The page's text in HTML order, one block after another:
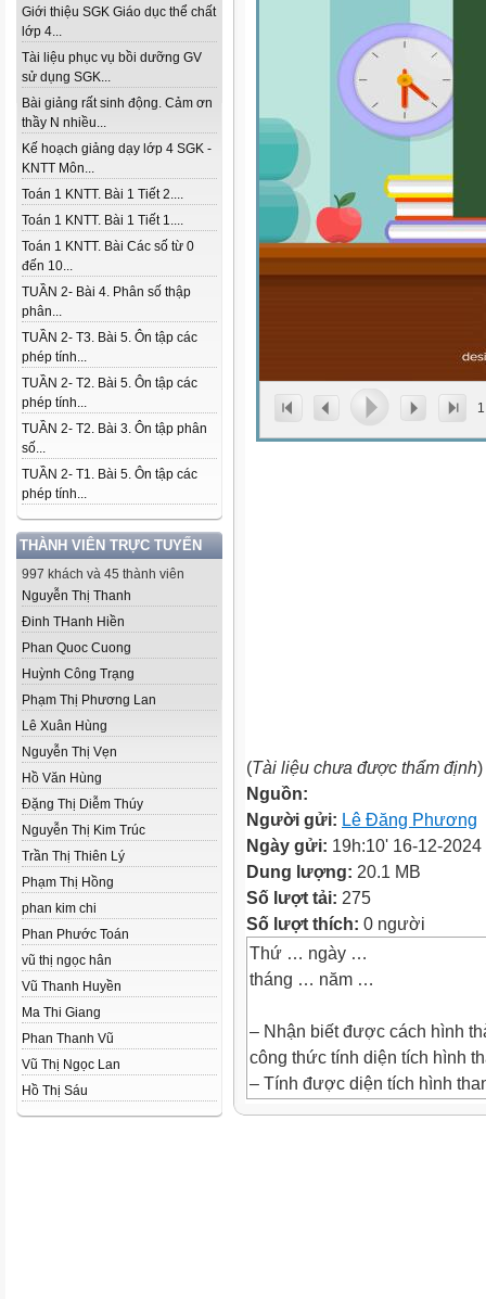
Giới thiệu SGK Giáo dục thể chất
lớp 4...
Tài liệu phục vụ bồi dưỡng GV
sử dụng SGK...
Bài giảng rất sinh động. Cảm ơn
thầy N nhiều...
Kế hoạch giảng dạy lớp 4 SGK -
KNTT Môn...
Toán 1 KNTT. Bài 1 Tiết 2....
Toán 1 KNTT. Bài 1 Tiết 1....
Toán 1 KNTT. Bài Các số từ 0
đến 10...
TUẦN 2- Bài 4. Phân số thập
phân...
TUẦN 2- T3. Bài 5. Ôn tập các
phép tính...
TUẦN 2- T2. Bài 5. Ôn tập các
phép tính...
TUẦN 2- T2. Bài 3. Ôn tập phân
số...
TUẦN 2- T1. Bài 5. Ôn tập các
phép tính...
THÀNH VIÊN TRỰC TUYẾN
997 khách và 45 thành viên
Nguyễn Thị Thanh
Đinh THanh Hiền
Phan Quoc Cuong
Huỳnh Công Trạng
Phạm Thị Phương Lan
Lê Xuân Hùng
Nguyễn Thị Vẹn
Hồ Văn Hùng
Đặng Thị Diễm Thúy
Nguyễn Thị Kim Trúc
Trần Thị Thiên Lý
Phạm Thị Hồng
phan kim chi
Phan Phước Toán
vũ thị ngọc hân
Vũ Thanh Huyền
Ma Thi Giang
Phan Thanh Vũ
Vũ Thị Ngọc Lan
Hồ Thị Sáu
1
(Tài liệu chưa được thẩm định)
Nguồn:
Người gửi: Lê Đăng Phương
Ngày gửi: 19h:10' 16-12-2024
Dung lượng: 20.1 MB
Số lượt tải: 275
Số lượt thích: 0 người
Thứ … ngày …
tháng … năm …
– Nhận biết được cách hình
công thức tính diện tích hình
– Tính được diện tích hình